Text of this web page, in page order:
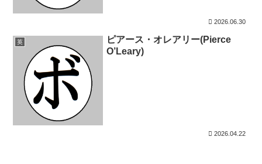
2026.06.30
英
ピアース・オレアリー(Pierce
O’Leary)
2026.04.22